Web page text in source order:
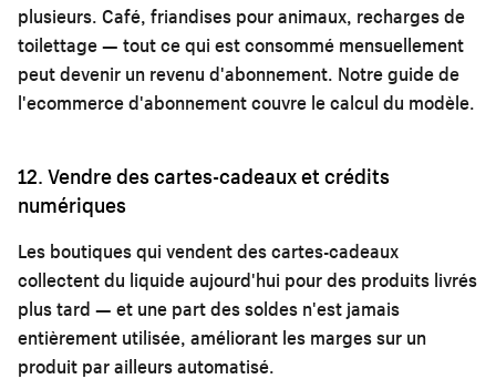
plusieurs. Café, friandises pour animaux, recharges de
toilettage — tout ce qui est consommé mensuellement
peut devenir un revenu d'abonnement. Notreguide de
l'ecommerce d'abonnementcouvre le calcul du modèle.
12. Vendre des cartes-cadeaux et crédits
numériques
Les boutiques qui vendent des cartes-cadeaux
collectent du liquide aujourd'hui pour des produits livrés
plus tard — et une part des soldes n'est jamais
entièrement utilisée, améliorant les marges sur un
produit par ailleurs automatisé.